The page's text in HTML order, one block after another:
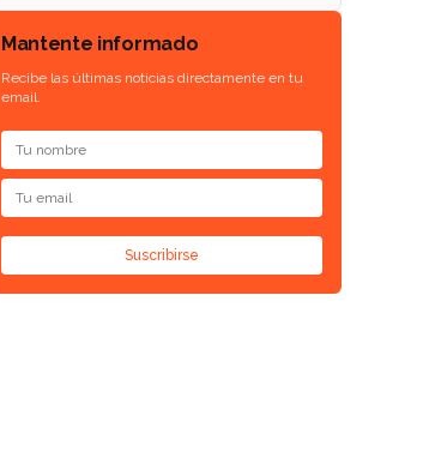
Mantente informado
Recibe las últimas noticias directamente en tu
email.
Suscribirse